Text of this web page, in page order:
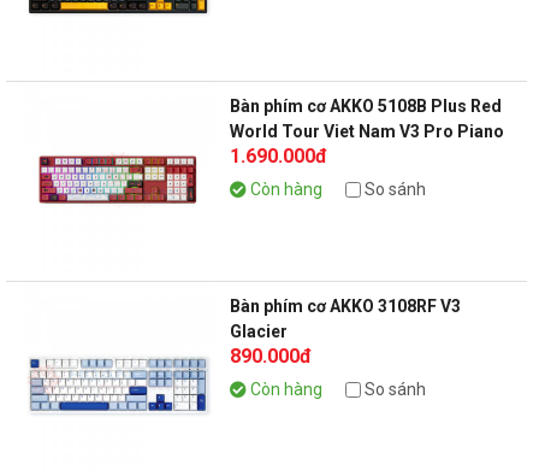
Bàn phím cơ AKKO 5108B Plus Red
World Tour Viet Nam V3 Pro Piano
1.690.000đ
Còn hàng So sánh
Bàn phím cơ AKKO 3108RF V3
Glacier
890.000đ
Còn hàng So sánh